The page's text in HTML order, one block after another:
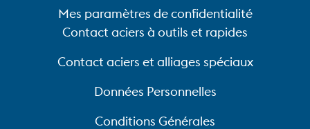
Mes paramètres de confidentialité
Contact aciers à outils et rapides
Contact aciers et alliages spéciaux
Données Personnelles
Conditions Générales